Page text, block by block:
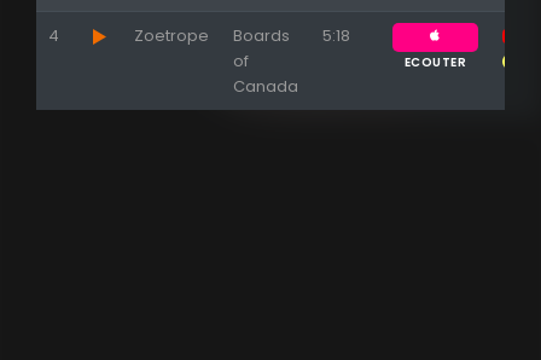
4 Zoetrope
Boards
of
Canada
5:18
ECOUTER